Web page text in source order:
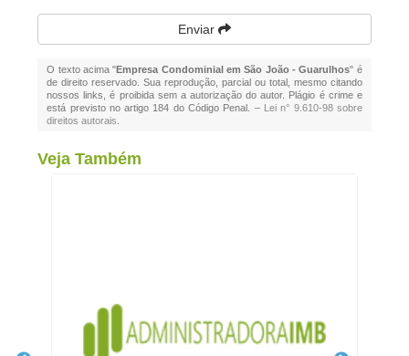
Enviar
O texto acima "Empresa Condominial em São João - Guarulhos" é
de direito reservado. Sua reprodução, parcial ou total, mesmo citando
nossos links, é proibida sem a autorização do autor. Plágio é crime e
está previsto no artigo 184 do Código Penal. – Lei n° 9.610-98 sobre
direitos autorais
Veja Também